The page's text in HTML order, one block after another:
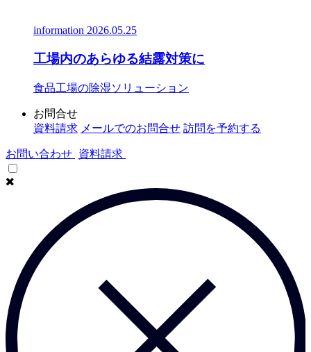
information 2026.05.25
工場内のあらゆる結露対策に
食品工場の除湿ソリューション
お問合せ
資料請求 メールでのお問合せ 訪問を予約する
お問い合わせ 資料請求